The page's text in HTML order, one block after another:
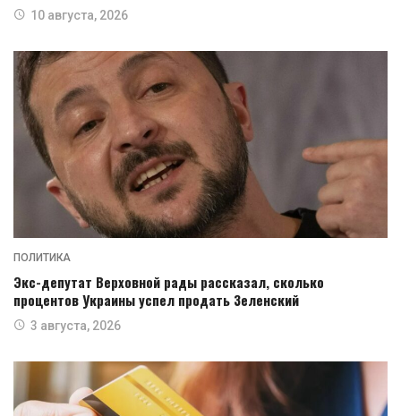
10 августа, 2026
ПОЛИТИКА
Экс-депутат Верховной рады рассказал, сколько
процентов Украины успел продать Зеленский
3 августа, 2026